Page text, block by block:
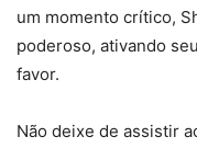
um momento crítico,
poderoso, ativando
favor.
Não deixe de assistir